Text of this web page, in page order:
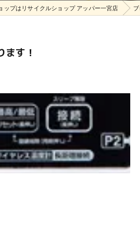
ップはリサイクルショップ アッパー一宮店
す！